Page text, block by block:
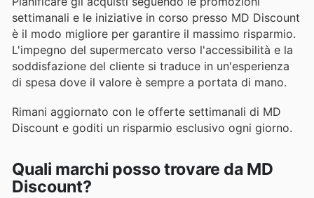
settimanali e le iniziative in corso presso MD Discount
è il modo migliore per garantire il massimo risparmio.
L'impegno del supermercato verso l'accessibilità e la
soddisfazione del cliente si traduce in un'esperienza
di spesa dove il valore è sempre a portata di mano.
Rimani aggiornato con le offerte settimanali di MD
Discount e goditi un risparmio esclusivo ogni giorno.
Quali marchi posso trovare da MD
Discount?